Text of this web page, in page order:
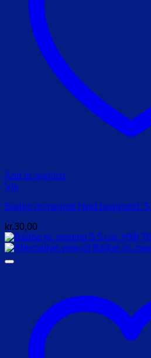
Add to wishlist
Vis
Badge m magnet Hvid baggrund.
kr.30,00